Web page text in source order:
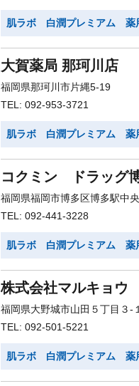
肌ラボ 白潤プレミアム 薬
大賀薬局 那珂川店
福岡県那珂川市片縄5-19
TEL: 092-953-3721
肌ラボ 白潤プレミアム 薬
コクミン ドラッグ
福岡県福岡市博多区博多駅中央
TEL: 092-441-3228
肌ラボ 白潤プレミアム 薬
株式会社マルキョ
福岡県大野城市山田５丁目３-１
TEL: 092-501-5221
肌ラボ 白潤プレミアム 薬